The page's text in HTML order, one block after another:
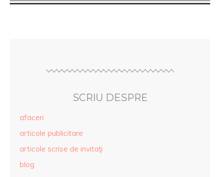
SCRIU DESPRE
afaceri
articole publicitare
articole scrise de invitaţi
blog